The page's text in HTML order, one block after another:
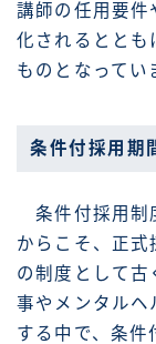
講師の任用要件
化されるととも
ものとなってい
条件付採用期
条件付採用制
からこそ、正式
の制度として古
事やメンタルヘ
する中で、条件